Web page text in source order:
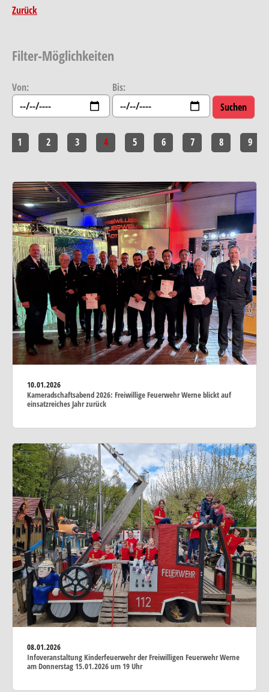
Zurück
Filter-Möglichkeiten
Von: Bis:
1 2 3 4 5 6 7 8 9
10.01.2026
Kameradschaftsabend 2026: Freiwillige Feuerwehr Werne blickt auf
einsatzreiches Jahr zurück
08.01.2026
Infoveranstaltung Kinderfeuerwehr der Freiwilligen Feuerwehr Werne
am Donnerstag 15.01.2026 um 19 Uhr